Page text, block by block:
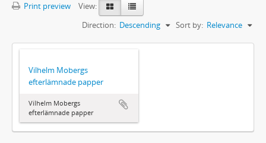
Print preview
View:
Sort by: Relevance
Direction: Descending
Vilhelm Mobergs
efterlämnade papper
Vilhelm Mobergs
efterlämnade papper